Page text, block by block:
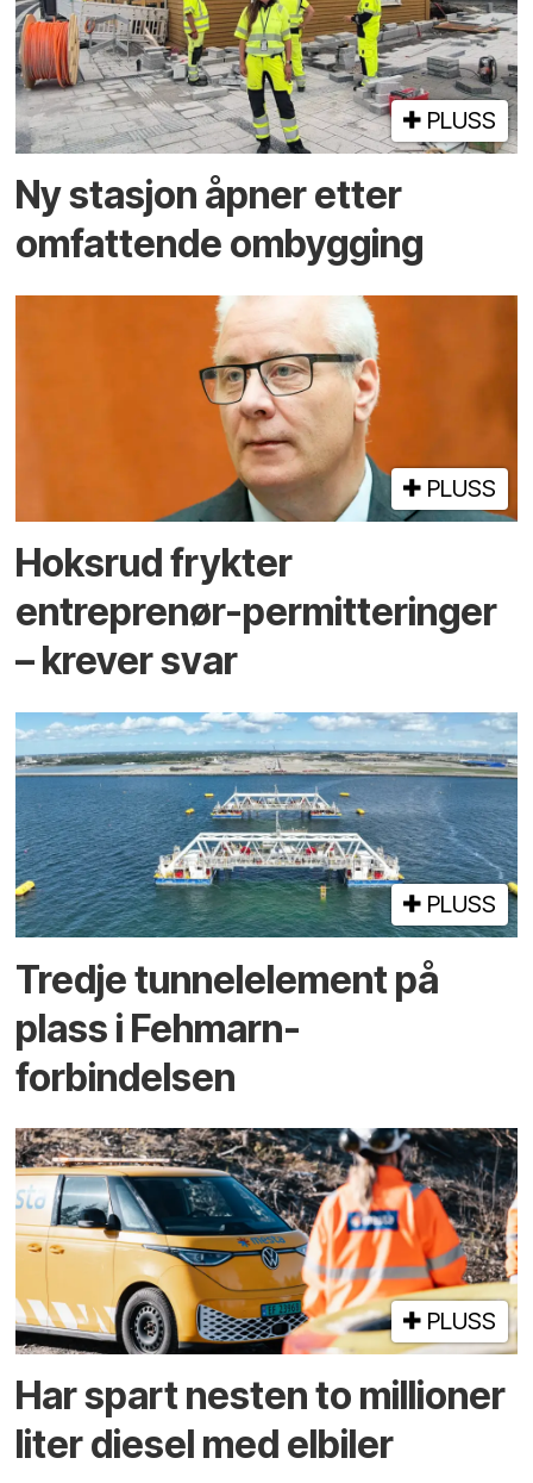
PLUSS
Ny stasjon åpner etter
omfattende ombygging
PLUSS
Hoksrud frykter
entreprenør-permitteringer
– krever svar
PLUSS
Tredje tunnel­element på
plass i Fehmarn-
forbindelsen
PLUSS
Har spart nesten to millioner
liter diesel med elbiler